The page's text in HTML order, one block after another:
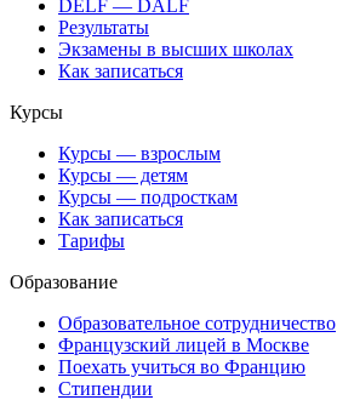
DELF — DALF
Результаты
Экзамены в высших школах
Как записаться
Курсы
Курсы — взрослым
Курсы — детям
Курсы — подросткам
Как записаться
Тарифы
Образование
Образовательное сотрудничество
Французский лицей в Москве
Поехать учиться во Францию
Стипендии